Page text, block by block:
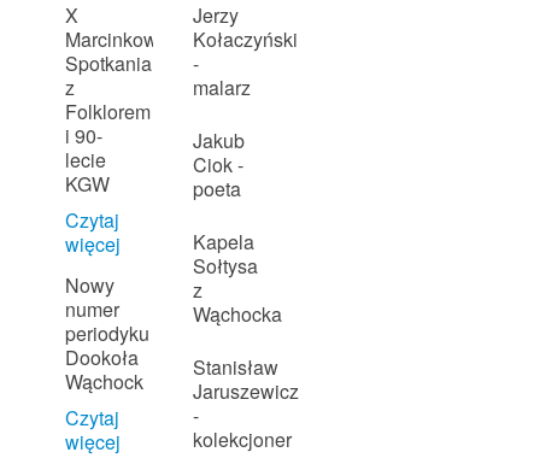
X
Marcinkowskie
Spotkania
z
Folklorem
i 90-
lecie
KGW
Czytaj
więcej
Nowy
numer
periodyku
Dookoła
Wąchock
Czytaj
więcej
Jerzy
Kołaczyński
-
malarz
Jakub
Ciok -
poeta
Kapela
Sołtysa
z
Wąchocka
Stanisław
Jaruszewicz
-
kolekcjoner